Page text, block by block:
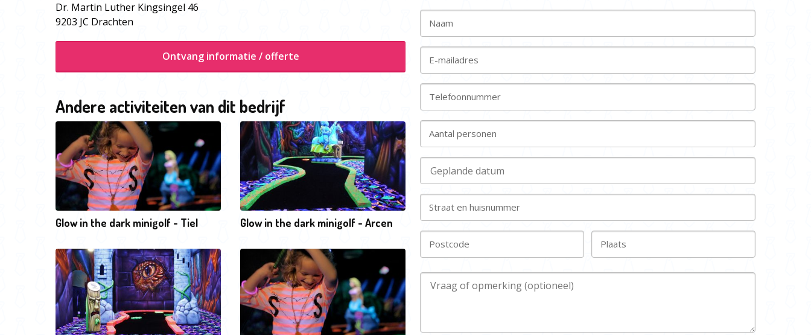
Dr. Martin Luther Kingsingel 46
9203 JC Drachten
Ontvang informatie / offerte
Andere activiteiten van dit bedrijf
Glow in the dark minigolf - Tiel Glow in the dark minigolf - Arcen
Naam
E-mailadres
Telefoonnummer
Aantal personen
Straat en huisnummer
Postcode Plaats